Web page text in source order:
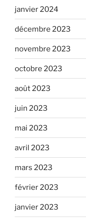
janvier 2024
décembre 2023
novembre 2023
octobre 2023
août 2023
juin 2023
mai 2023
avril 2023
mars 2023
février 2023
janvier 2023